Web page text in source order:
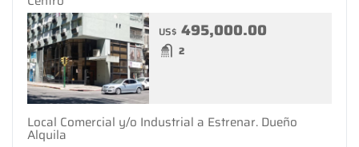
US$ 495,000.00
2
Local Comercial y/o Industrial a Estrenar. Dueño
Alquila